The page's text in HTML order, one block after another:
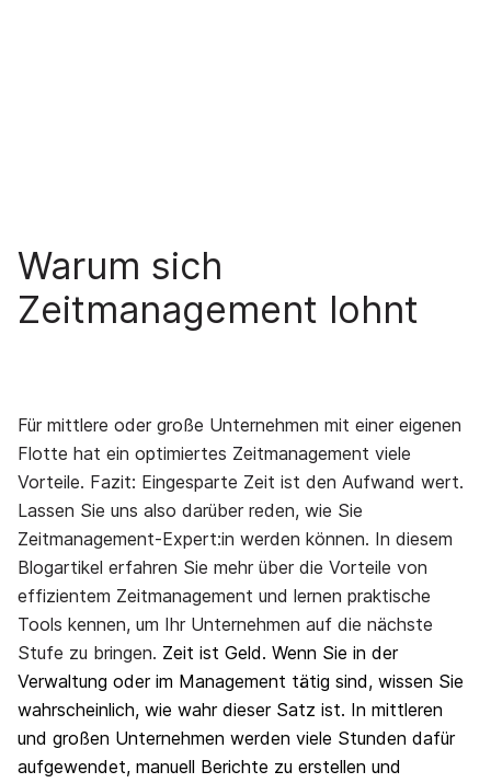
Warum sich
Zeitmanagement lohnt
Für mittlere oder große Unternehmen mit einer eigenen
Flotte hat ein optimiertes Zeitmanagement viele
Vorteile. Fazit: Eingesparte Zeit ist den Aufwand wert.
Lassen Sie uns also darüber reden, wie Sie
Zeitmanagement-Expert:in werden können. In diesem
Blogartikel erfahren Sie mehr über die Vorteile von
effizientem Zeitmanagement und lernen praktische
Tools kennen, um Ihr Unternehmen auf die nächste
Stufe zu bringen. Zeit ist Geld. Wenn Sie in der
Verwaltung oder im Management tätig sind, wissen Sie
wahrscheinlich, wie wahr dieser Satz ist. In mittleren
und großen Unternehmen werden viele Stunden dafür
aufgewendet, manuell Berichte zu erstellen und